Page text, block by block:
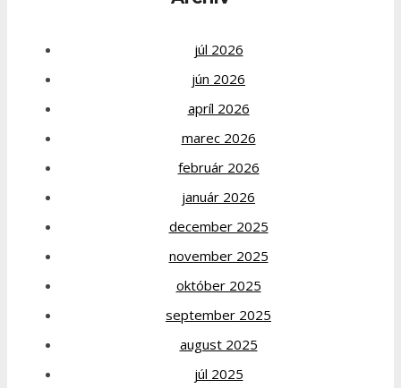
júl 2026
jún 2026
apríl 2026
marec 2026
február 2026
január 2026
december 2025
november 2025
október 2025
september 2025
august 2025
júl 2025